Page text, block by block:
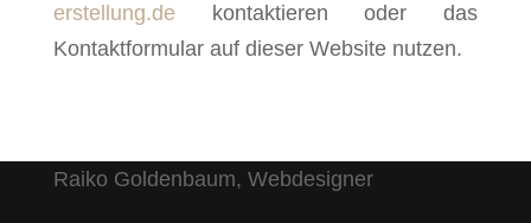
erstellung.de kontaktieren oder das
Kontaktformular auf dieser Website nutzen.
Raiko Goldenbaum, Webdesigner